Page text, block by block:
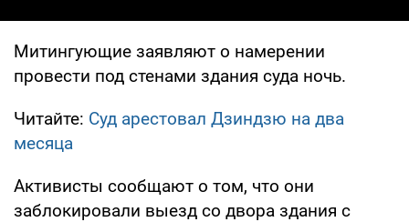
Митингующие заявляют о намерении
провести под стенами здания суда ночь.
Читайте: Суд арестовал Дзиндзю на два
месяца
Активисты сообщают о том, что они
заблокировали выезд со двора здания с